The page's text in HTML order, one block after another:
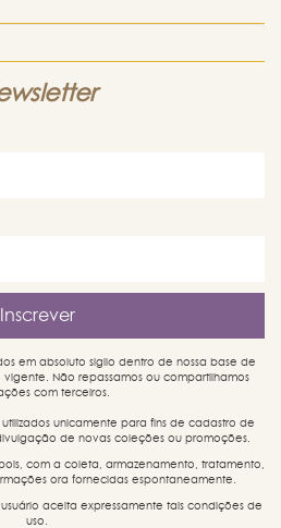
em absoluto sigilo dentro de nossa base de
Não repassamos ou compartilhamos
com terceiros.
unicamente para fins de cadastro de
de novas coleções ou promoções.
com a coleta, armazenamento, tratamento,
ora fornecidas espontaneamente.
aceita expressamente tais condições de
uso.